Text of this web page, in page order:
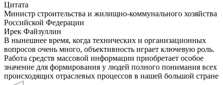
Цитата
Министр строительства и жилищно-коммунального хозяйства
Российской Федерации
Ирек Файзуллин
В нынешнее время, когда технических и организационных
вопросов очень много, объективность играет ключевую роль.
Работа средств массовой информации приобретает особое
значение для формирования у людей полного понимания всех
происходящих отраслевых процессов в нашей большой стране